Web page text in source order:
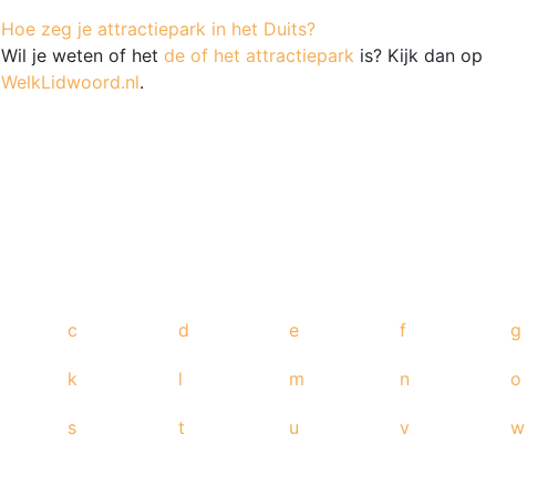
Hoe zeg je attractiepark in het Duits?
Wil je weten of het de of het attractiepark is? Kijk dan op
WelkLidwoord.nl.
c d e f g
k l m n o
s t u v w